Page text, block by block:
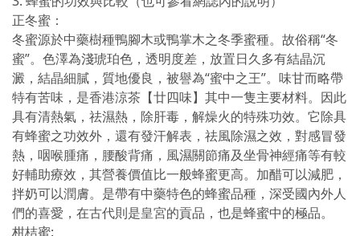
正冬蜜：
冬蜜源於中藥樹種鴨腳木或鴨掌木之冬季蜜種。故俗稱“冬
蜜”。色澤為淺琥珀色，透明度差，放置日久多有結晶沉
澱，結晶細膩，質地優良，被譽為“蜜中之王”。味甘而略帶
特有苦味，是香港涼茶【廿四味】其中一隻主要材料。因此
具有清熱氣，祛濕熱，除肝毒，解燥火的特殊功效。它除具
有蜂蜜之功效外，還有發汗解表，祛風除濕之效，對感冒發
熱，咽喉腫痛，腰酸背痛，風濕關節痛及坐骨神經痛等有較
好輔助療效，其營養價值比一般蜂蜜更高。加醋可以減肥，
拌奶可以潤膚。是帶有中藥特色的蜂蜜品種，深受國內外人
們的喜愛，在古代則是皇宮的貢品，也是蜂蜜中的極品。
柑桔蜜: